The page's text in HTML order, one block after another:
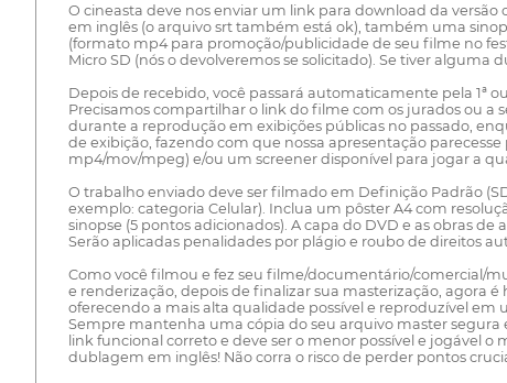
O cineasta deve nos enviar um link para download da
em inglês (o arquivo srt também está ok), também uma
(formato mp4 para promoção/publicidade de seu filme no
Micro SD (nós o devolveremos se solicitado). Se tiver
Depois de recebido, você passará automaticamente pela 1ª
Precisamos compartilhar o link do filme com os jurados ou
durante a reprodução em exibições públicas no passado,
de exibição, fazendo com que nossa apresentação
mp4/mov/mpeg) e/ou um screener disponível para jogar a
O trabalho enviado deve ser filmado em Definição Padrão
exemplo: categoria Celular). Inclua um pôster A4 com
sinopse (5 pontos adicionados). A capa do DVD e as obras
Serão aplicadas penalidades por plágio e roubo de direitos
Como você filmou e fez seu filme/documentário/comercial/
e renderização, depois de finalizar sua masterização, agora
oferecendo a mais alta qualidade possível e reproduzível
Sempre mantenha uma cópia do seu arquivo master
link funcional correto e deve ser o menor possível e jogável
dublagem em inglês! Não corra o risco de perder pontos